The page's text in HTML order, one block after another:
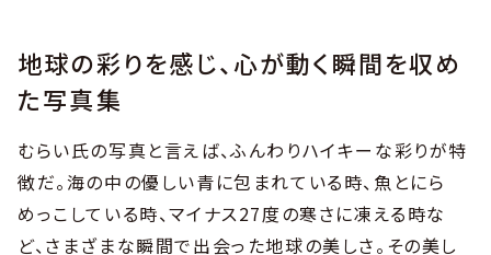
地球の彩りを感じ、心が動く瞬間を収め
た写真集
むらい氏の写真と言えば、ふんわりハイキーな彩りが特
徴だ。海の中の優しい青に包まれている時、魚とにら
めっこしている時、マイナス27度の寒さに凍える時な
ど、さまざまな瞬間で出会った地球の美しさ。その美し